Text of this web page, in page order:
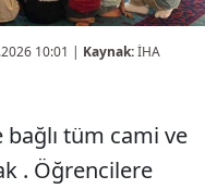
10:01 | Kaynak:İHA
tüm cami ve
. Öğrencilere